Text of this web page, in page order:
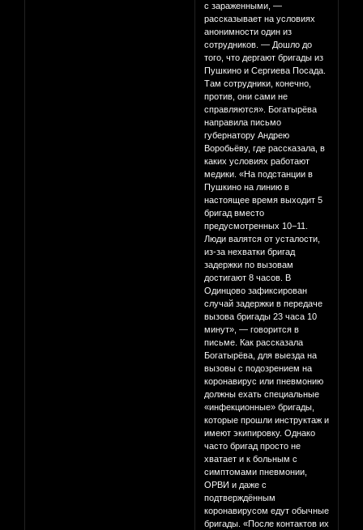
с зараженными, —
рассказывает на условиях
анонимности один из
сотрудников. — Дошло до
того, что дергают бригады из
Пушкино и Сергиева Посада.
Там сотрудники, конечно,
против, они сами не
справляются». Богатырёва
направила письмо
губернатору Андрею
Воробьёву, где рассказала, в
каких условиях работают
медики. «На подстанции в
Пушкино на линию в
настоящее время выходит 5
бригад вместо
предусмотренных 10−11.
Люди валятся от усталости,
из-за нехватки бригад
задержки по вызовам
достигают 8 часов. В
Одинцово зафиксирован
случай задержки в передаче
вызова бригады 23 часа 10
минут», — говорится в
письме. Как рассказала
Богатырёва, для выезда на
вызовы с подозрением на
коронавирус или пневмонию
должны ехать специальные
«инфекционные» бригады,
которые прошли инструктаж и
имеют экипировку. Однако
часто бригад просто не
хватает и к больным с
симптомами пневмонии,
ОРВИ и даже с
подтверждённым
коронавирусом едут обычные
бригады. «После контактов их